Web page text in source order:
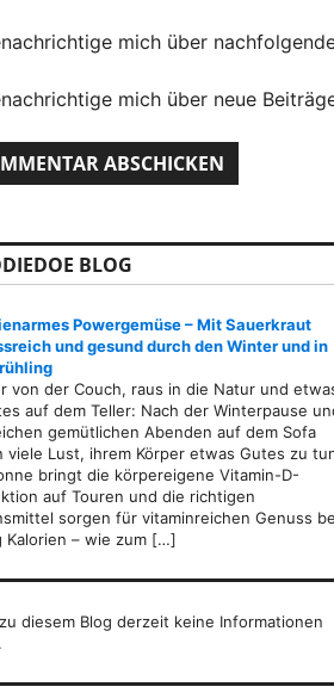
mich über
mich über neue
BLOG
Powergemüse – Mit Sauerkraut
und gesund durch den Winter und in
von der Couch, raus in die Natur und
auf dem Teller: Nach der Winterpause
gemütlichen Abenden auf dem Sofa
viele Lust, ihrem Körper etwas Gutes zu
bringt die körpereigene Vitamin-D-
auf Touren und die richtigen
sorgen für vitaminreichen Genuss
Kalorien – wie zum […]
diesem Blog derzeit keine Informationen